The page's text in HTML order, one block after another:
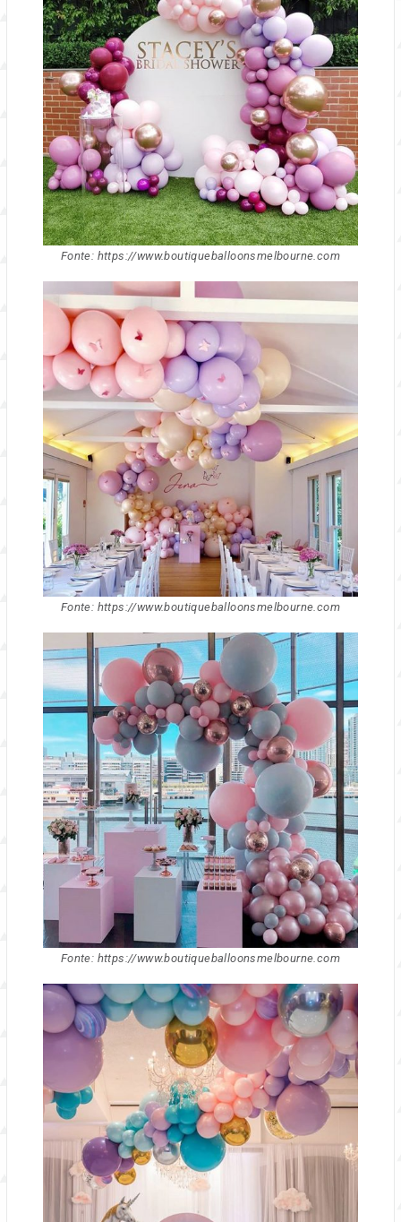
Fonte: https://www.boutiqueballoonsmelbourne.com
Fonte: https://www.boutiqueballoonsmelbourne.com
Fonte: https://www.boutiqueballoonsmelbourne.com